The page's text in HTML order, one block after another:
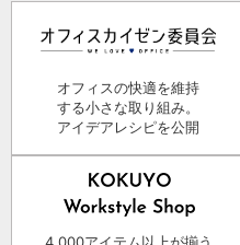
オフィスの快適を維持
する小さな取り組み。
アイデアレシピを公開